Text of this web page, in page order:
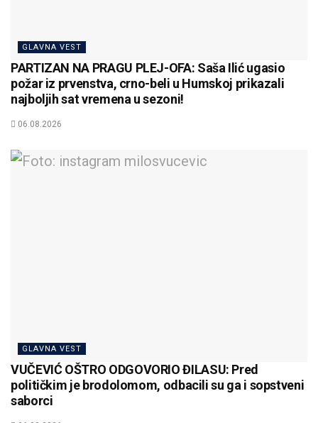
GLAVNA VEST
PARTIZAN NA PRAGU PLEJ-OFA: Saša Ilić ugasio
požar iz prvenstva, crno-beli u Humskoj prikazali
najboljih sat vremena u sezoni!
06.08.2026
GLAVNA VEST
VUČEVIĆ OŠTRO ODGOVORIO ĐILASU: Pred
političkim je brodolomom, odbacili su ga i sopstveni
saborci